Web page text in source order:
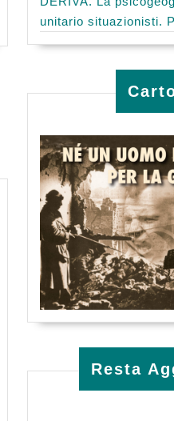
unitario situazionisti.
Resta